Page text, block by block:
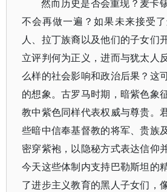
然而历史是否会重现？麦卡
不会再做一遍？如果未来接受
人、拉丁族裔以及他们的子女们
立评判何为正义，进而与犹太人
么样的社会影响和政治后果？这
的想象。古罗马时期，暗紫色象
教中紫色同样代表权威与尊贵。
些暗中信奉基督教的将军、贵族
密穿紫袍，以隐秘方式表达信仰
今天这些体制内支持巴勒斯坦的
了进步主义教育的黑人子女们，